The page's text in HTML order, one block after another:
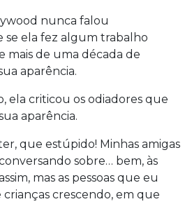
nunca falou
se ela fez algum trabalho
mais de uma década de
aparência.
ela criticou os odiadores que
aparência.
que estúpido! Minhas amigas
sobre… bem, às
mas as pessoas que eu
crescendo, em que